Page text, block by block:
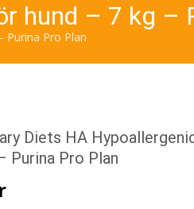
hund – 7 kg –
Purina Pro Plan
Diets HA
Purina Pro Plan